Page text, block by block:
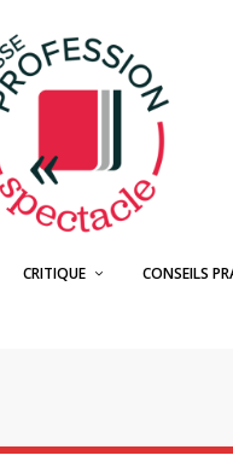
CRITIQUE CONSEILS